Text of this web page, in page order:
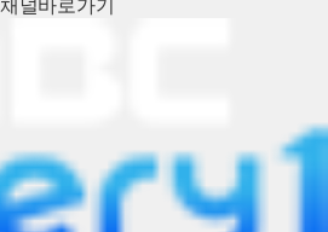
채널바로가기